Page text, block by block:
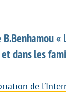
«
dans les
de